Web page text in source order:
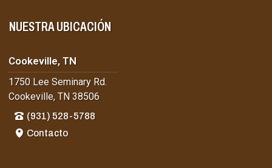
NUESTRA UBICACIÓN
Cookeville, TN
1750 Lee Seminary Rd.
Cookeville, TN 38506
(931) 528-5788
Contacto